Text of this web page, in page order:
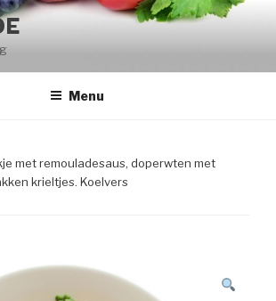
Menu
met remouladesaus, doperwten met
krieltjes. Koelvers